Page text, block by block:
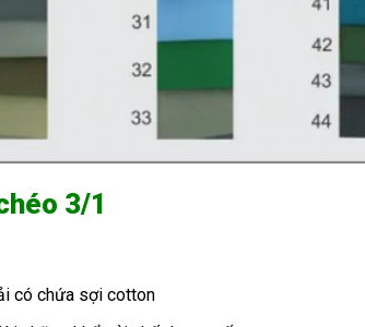
3/1
có chứa sợi cotton